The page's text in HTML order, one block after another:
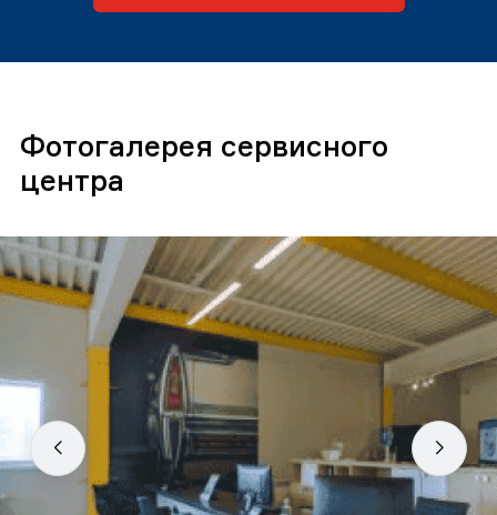
Фотогалерея сервисного
центра